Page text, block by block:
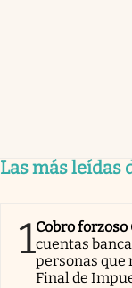
Las más leídas
1Cobro forzoso
cuentas
personas que
Final de